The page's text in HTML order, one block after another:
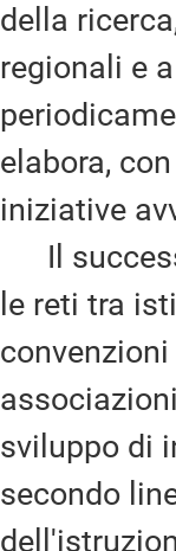
della
regionali e
elabora,
iniziative
Il
le reti tra
sviluppo di
secondo